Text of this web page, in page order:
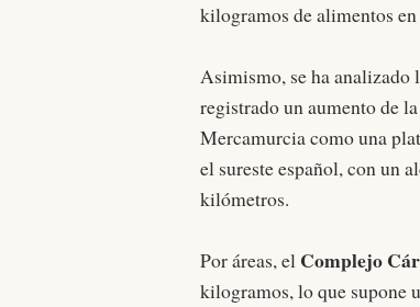
kilogramos de alimentos
Asimismo, se ha analizado
registrado un aumento de
Mercamurcia como una
el sureste español, con un
kilómetros.
Por áreas, el Complejo
kilogramos, lo que supone